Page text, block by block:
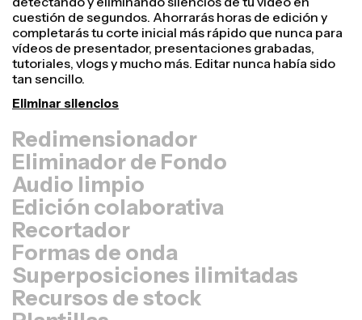
¡Reutiliza vídeos más rápido y hazlos parecer más
profesionales con nuestra función de Resize Canvas!
En solo unos clics, puedes coger un único vídeo y
ajustarlo al tamaño perfecto para cualquier otra
plataforma, ya sea para TikTok, Youtube, Instagram,
Twitter, Linkedin o cualquier otro sitio.
Redimensionar vídeo
Eliminador de Fondo
Audio limpio
Edición colaborativa
Recortador
Formas de onda
Superposiciones ilimitadas
Recursos de stock
Plantillas